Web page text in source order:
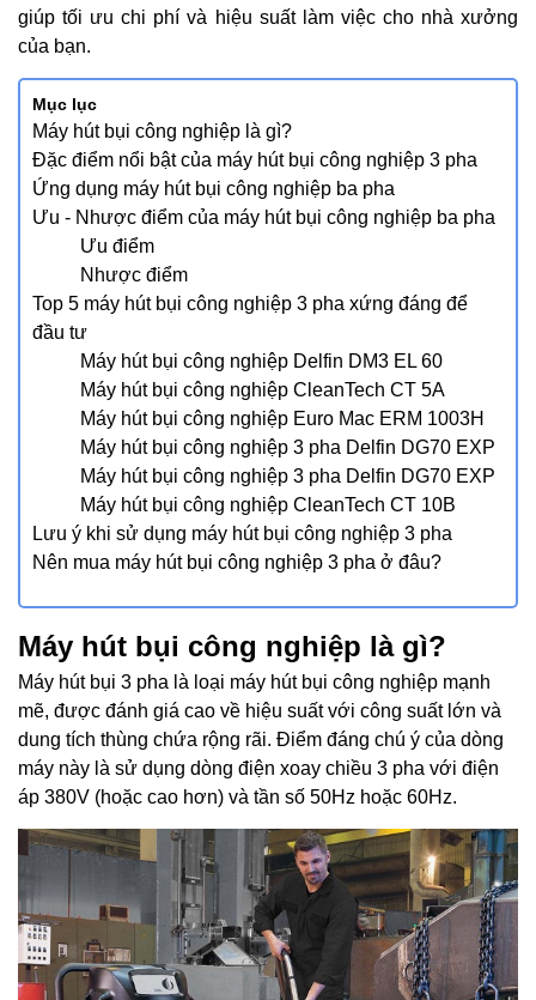
giúp tối ưu chi phí và hiệu suất làm việc cho nhà xưởng
của bạn.
Mục lục
Máy hút bụi công nghiệp là gì?
Đặc điểm nổi bật của máy hút bụi công nghiệp 3 pha
Ứng dụng máy hút bụi công nghiệp ba pha
Ưu - Nhược điểm của máy hút bụi công nghiệp ba pha
Ưu điểm
Nhược điểm
Top 5 máy hút bụi công nghiệp 3 pha xứng đáng để
đầu tư
Máy hút bụi công nghiệp Delfin DM3 EL 60
Máy hút bụi công nghiệp CleanTech CT 5A
Máy hút bụi công nghiệp Euro Mac ERM 1003H
Máy hút bụi công nghiệp 3 pha Delfin DG70 EXP
Máy hút bụi công nghiệp 3 pha Delfin DG70 EXP
Máy hút bụi công nghiệp CleanTech CT 10B
Lưu ý khi sử dụng máy hút bụi công nghiệp 3 pha
Nên mua máy hút bụi công nghiệp 3 pha ở đâu?
Máy hút bụi công nghiệp là gì?
Máy hút bụi 3 pha là loại máy hút bụi công nghiệp mạnh
mẽ, được đánh giá cao về hiệu suất với công suất lớn và
dung tích thùng chứa rộng rãi. Điểm đáng chú ý của dòng
máy này là sử dụng dòng điện xoay chiều 3 pha với điện
áp 380V (hoặc cao hơn) và tần số 50Hz hoặc 60Hz.